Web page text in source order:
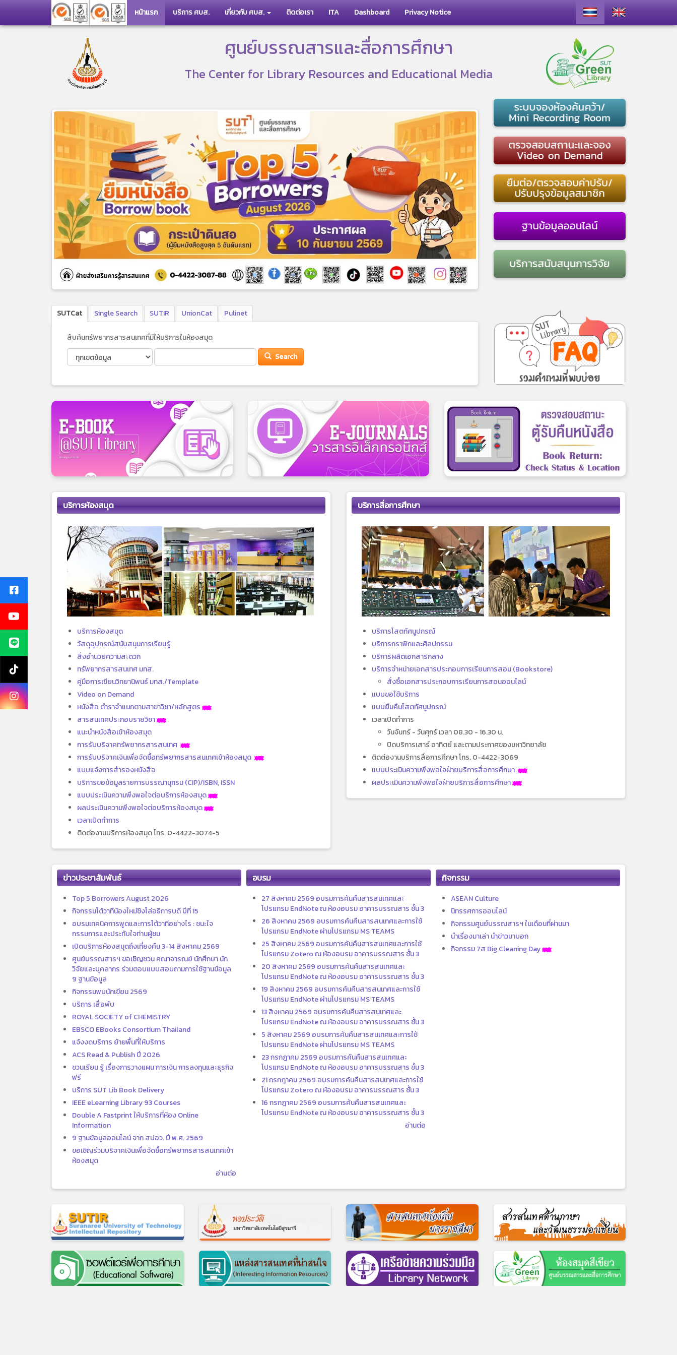
หน้าแรก บริการ ศบส. เกี่ยวกับ ศบส. ติดต่อเรา ITA Dashboard Privacy Notice
ศูนย์บรรณสารและสื่อการศึกษา
The Center for Library Resources and Educational Media
Previous Next
SUTCat Single Search SUTIR UnionCat Pulinet
สืบค้นทรัพยากรสารสนเทศที่มีให้บริการในห้องสมุด
Search
บริการห้องสมุด
บริการห้องสมุด
วัสดุอุปกรณ์สนับสนุนการเรียนรู้
สิ่งอำนวยความสะดวก
ทรัพยากรสารสนเทศ มทส.
คู่มือการเขียนวิทยานิพนธ์ มทส./Template
Video on Demand
หนังสือ ตำราจำแนกตามสาขาวิชา/หลักสูตร
สารสนเทศประกอบรายวิชา
แนะนำหนังสือเข้าห้องสมุด
การรับบริจาคทรัพยากรสารสนเทศ
การรับบริจาคเงินเพื่อจัดซื้อทรัพยากรสารสนเทศเข้าห้องสมุด
แบบแจ้งการสำรองหนังสือ
บริการขอข้อมูลรายการบรรณานุกรม (CIP)/ISBN, ISSN
แบบประเมินความพึงพอใจต่อบริการห้องสมุด
ผลประเมินความพึงพอใจต่อบริการห้องสมุด
เวลาเปิดทำการ
ติดต่องานบริการห้องสมุด โทร. 0-4422-3074-5
บริการสื่อการศึกษา
บริการโสตทัศนูปกรณ์
บริการกราฟิกและศิลปกรรม
บริการผลิตเอกสารกลาง
บริการจำหน่ายเอกสารประกอบการเรียนการสอน (Bookstore)
สั่งซื้อเอกสารประกอบการเรียนการสอนออนไลน์
แบบขอใช้บริการ
แบบยืมคืนโสตทัศนูปกรณ์
เวลาเปิดทำการ
วันจันทร์ - วันศุกร์ เวลา 08.30 - 16.30 น.
ปิดบริการเสาร์ อาทิตย์ และตามประกาศของมหาวิทยาลัย
ติดต่องานบริการสื่อการศึกษา โทร. 0-4422-3069
แบบประเมินความพึงพอใจฝ่ายบริการสื่อการศึกษา
ผลประเมินความพึงพอใจฝ่ายบริการสื่อการศึกษา
ข่าวประชาสัมพันธ์
Top 5 Borrowers August 2026
กิจกรรมโต้วาทีน้องใหม่ชิงโล่อธิการบดี ปีที่ 15
อบรมเทคนิคการพูดและการโต้วาทีอย่างไร : ชนะใจ
กรรมการและประทับใจท่านผู้ชม
เปิดบริการห้องสมุดถึงเที่ยงคืน 3-14 สิงหาคม 2569
ศูนย์บรรณสารฯ ขอเชิญชวน คณาจารณย์ นักศึกษา นัก
วิจัยและบุคลากร ร่วมตอบแบบสอบถามการใช้ฐานข้อมูล
9 ฐานข้อมูล
กิจกรรมพบนักเขียน 2569
บริการ เสื่อพับ
ROYAL SOCIETY of CHEMISTRY
EBSCO EBooks Consortium Thailand
แจ้งงดบริการ ย้ายพื้นที่ให้บริการ
ACS Read & Publish ปี 2026
ชวนเรียน รู้ เรื่องการวางแผน การเงิน การลงทุนและธุรกิจ
ฟรี
บริการ SUT Lib Book Delivery
IEEE eLearning Library 93 Courses
Double A Fastprint ให้บริการที่ห้อง Online
Information
9 ฐานข้อมูลออนไลน์ จาก สปอว. ปี พ.ศ. 2569
ขอเชิญร่วมบริจาคเงินเพื่อจัดซื้อทรัพยากรสารสนเทศเข้า
ห้องสมุด
อ่านต่อ
อบรม
27 สิงหาคม 2569 อบรมการค้นคืนสารสนเทศและ
โปรแกรม EndNote ณ ห้องอบรม อาคารบรรณสาร ชั้น 3
26 สิงหาคม 2569 อบรมการค้นคืนสารสนเทศและการใช้
โปรแกรม EndNote ผ่านโปรแกรม MS TEAMS
25 สิงหาคม 2569 อบรมการค้นคืนสารสนเทศและการใช้
โปรแกรม Zotero ณ ห้องอบรม อาคารบรรณสาร ชั้น 3
20 สิงหาคม 2569 อบรมการค้นคืนสารสนเทศและ
โปรแกรม EndNote ณ ห้องอบรม อาคารบรรณสาร ชั้น 3
19 สิงหาคม 2569 อบรมการค้นคืนสารสนเทศและการใช้
โปรแกรม EndNote ผ่านโปรแกรม MS TEAMS
13 สิงหาคม 2569 อบรมการค้นคืนสารสนเทศและ
โปรแกรม EndNote ณ ห้องอบรม อาคารบรรณสาร ชั้น 3
5 สิงหาคม 2569 อบรมการค้นคืนสารสนเทศและการใช้
โปรแกรม EndNote ผ่านโปรแกรม MS TEAMS
23 กรกฎาคม 2569 อบรมการค้นคืนสารสนเทศและ
โปรแกรม EndNote ณ ห้องอบรม อาคารบรรณสาร ชั้น 3
21 กรกฎาคม 2569 อบรมการค้นคืนสารสนเทศและการใช้
โปรแกรม Zotero ณ ห้องอบรม อาคารบรรณสาร ชั้น 3
16 กรกฎาคม 2569 อบรมการค้นคืนสารสนเทศและ
โปรแกรม EndNote ณ ห้องอบรม อาคารบรรณสาร ชั้น 3
อ่านต่อ
กิจกรรม
ASEAN Culture
นิทรรศการออนไลน์
กิจกรรมศูนย์บรรณสารฯ ในเดือนที่ผ่านมา
นำเรื่องมาเล่า นำข่าวมาบอก
กิจกรรม 7ส Big Cleaning Day